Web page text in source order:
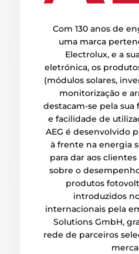
Com 130 anos de
uma marca
Electrolux, e a
eletrónica, os
(módulos solares,
monitorização e
destacam-se pela
e facilidade de
AEG é desenvolvido
à frente na energia
para dar aos
sobre o
produtos
introduzidos
internacionais pela
Solutions GmbH,
rede de parceiros